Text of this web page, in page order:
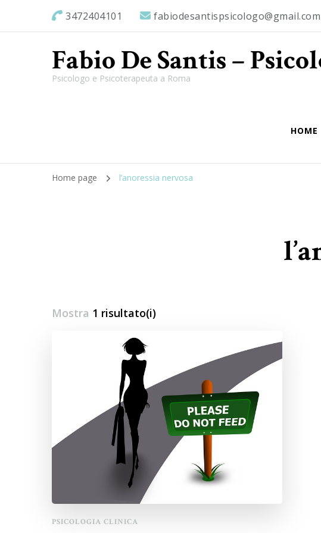
3472404101 fabiodesantispsicologo@gmail.com
Fabio De Santis –
Psicologo e Psicoterapeuta a Roma
HOME
Home page l’anoressia nervosa
Mostra 1 risultato(i)
PSICOLOGIA CLINICA